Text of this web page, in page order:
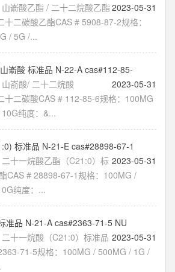
2023-05-31
嵛酸乙酯 / 二十二烷酸乙酯
十二碳酸乙酯CAS # 5908-87-2规格：
/ 5G /...
嵛酸 标准品 N-22-A cas#112-85-
2023-05-31
嵛酸/ 二十二烷酸
十二碳酸CAS # 112-85-6规格：100MG
纯度：&...
标准品 N-21-E cas#28898-67-1
2023-05-31
十一烷酸乙酯（C21:0）标
CAS # 28898-67-1规格：100MG /
纯度：...
准品 N-21-A cas#2363-71-5 NU
2023-05-31
十一烷酸（C21:0）标准品
71-5规格：100MG / 500MG / 1G /